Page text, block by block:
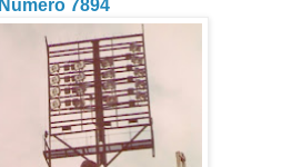
Número 7894